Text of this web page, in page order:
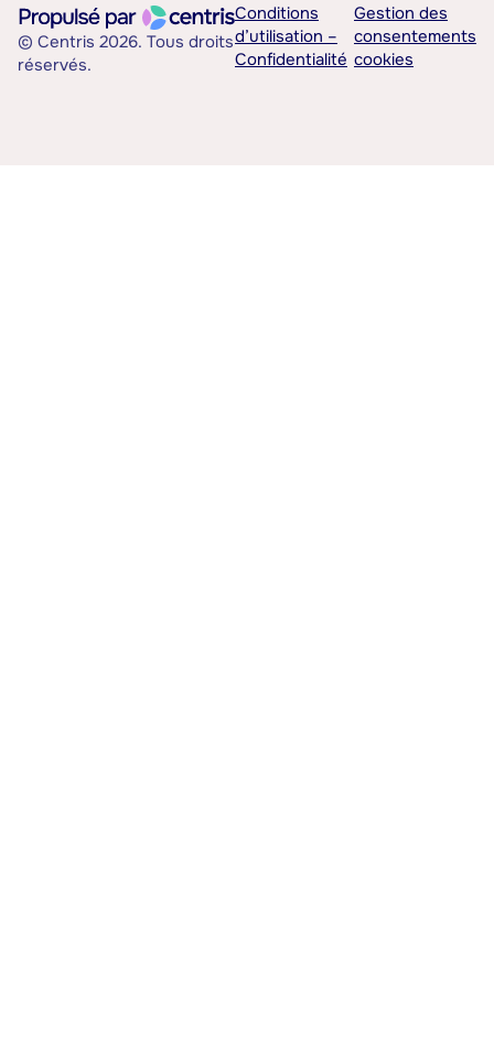
© Centris 2026. Tous droits
réservés.
Conditions
d’utilisation –
Confidentialité
Gestion des
consentements
cookies